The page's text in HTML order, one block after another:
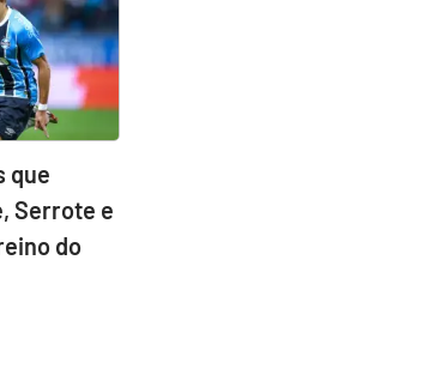
que
Serrote e
do